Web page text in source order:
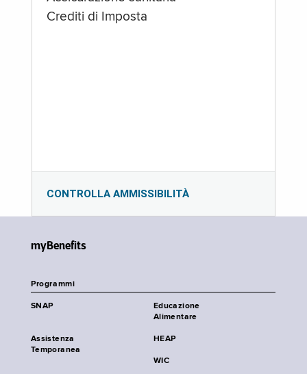
Crediti di Imposta
CONTROLLA AMMISSIBILITÀ
myBenefits
Programmi
SNAP
Educazione
Alimentare
Assistenza
Temporanea
HEAP
WIC